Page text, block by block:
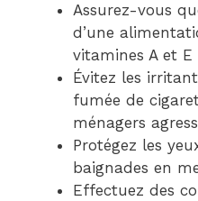
Assurez-vous
d’une
vitamines A et E
Évitez les
fumée de
ménagers
Protégez les
baignades en
Effectuez des